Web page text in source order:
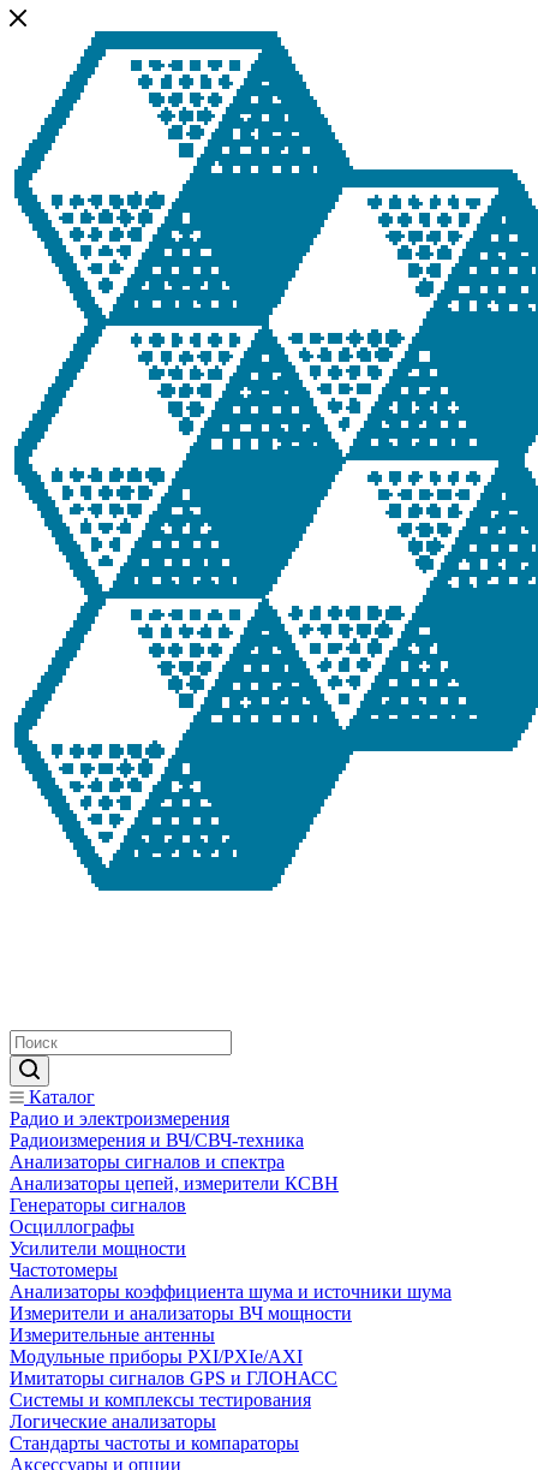
Каталог
Радио и электроизмерения
Радиоизмерения и ВЧ/СВЧ-техника
Анализаторы сигналов и спектра
Анализаторы цепей, измерители КСВН
Генераторы сигналов
Осциллографы
Усилители мощности
Частотомеры
Анализаторы коэффициента шума и источники шума
Измерители и анализаторы ВЧ мощности
Измерительные антенны
Модульные приборы PXI/PXIe/AXI
Имитаторы сигналов GPS и ГЛОНАСС
Системы и комплексы тестирования
Логические анализаторы
Стандарты частоты и компараторы
Аксессуары и опции